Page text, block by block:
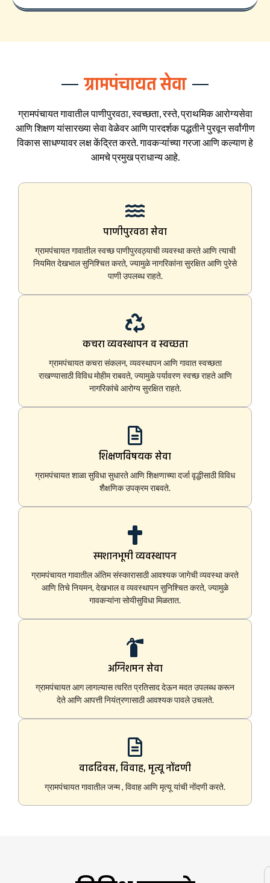
ग्रामपंचायत सेवा
ग्रामपंचायत गावातील पाणीपुरवठा, स्वच्छता, रस्ते, प्राथमिक आरोग्यसेवा
आणि शिक्षण यांसारख्या सेवा वेळेवर आणि पारदर्शक पद्धतीने पुरवून सर्वांगीण
विकास साधण्यावर लक्ष केंद्रित करते. गावकऱ्यांच्या गरजा आणि कल्याण हे
आमचे प्रमुख प्राधान्य आहे.
पाणीपुरवठा सेवा
ग्रामपंचायत गावातील स्वच्छ पाणीपुरवठ्याची व्यवस्था करते आणि त्याची
नियमित देखभाल सुनिश्चित करते, ज्यामुळे नागरिकांना सुरक्षित आणि पुरेसे
पाणी उपलब्ध राहते.
कचरा व्यवस्थापन व स्वच्छता
ग्रामपंचायत कचरा संकलन, व्यवस्थापन आणि गावात स्वच्छता
राखण्यासाठी विविध मोहीम राबवते, ज्यामुळे पर्यावरण स्वच्छ राहते आणि
नागरिकांचे आरोग्य सुरक्षित राहते.
शिक्षणविषयक सेवा
ग्रामपंचायत शाळा सुविधा सुधारते आणि शिक्षणाच्या दर्जा वृद्धीसाठी विविध
शैक्षणिक उपक्रम राबवते.
स्मशानभूमी व्यवस्थापन
ग्रामपंचायत गावातील अंतिम संस्कारासाठी आवश्यक जागेची व्यवस्था करते
आणि तिचे नियमन, देखभाल व व्यवस्थापन सुनिश्चित करते, ज्यामुळे
गावकऱ्यांना सोयीसुविधा मिळतात.
अग्निशमन सेवा
ग्रामपंचायत आग लागल्यास त्वरित प्रतिसाद देऊन मदत उपलब्ध करून
देते आणि आपत्ती नियंत्रणासाठी आवश्यक पावले उचलते.
वाढदिवस, विवाह, मृत्यू नोंदणी
ग्रामपंचायत गावातील जन्म , विवाह आणि मृत्यू यांची नोंदणी करते.